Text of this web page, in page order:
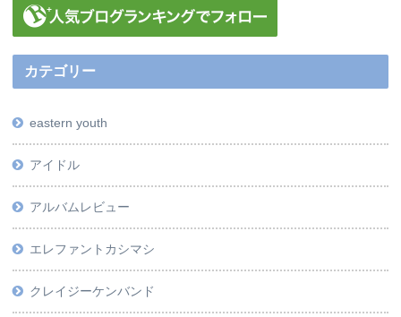
カテゴリー
eastern youth
アイドル
アルバムレビュー
エレファントカシマシ
クレイジーケンバンド